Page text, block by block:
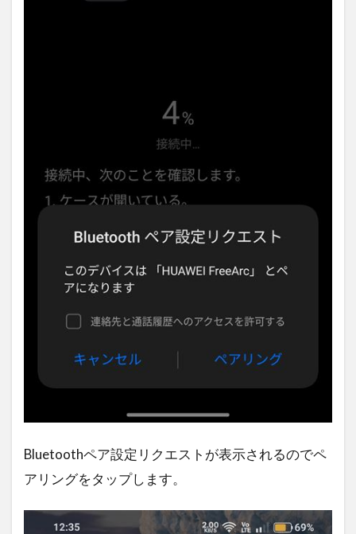
Bluetoothペア設定リクエストが表示されるのでペ
アリングをタップします。